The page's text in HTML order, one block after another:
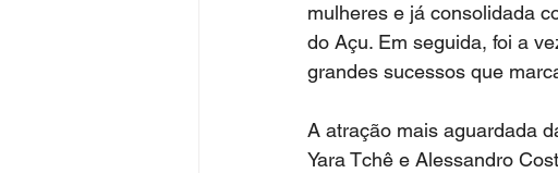
mulheres e já consolidada
do Açu. Em seguida, foi a
grandes sucessos que
A atração mais aguardada
Yara Tchê e Alessandro